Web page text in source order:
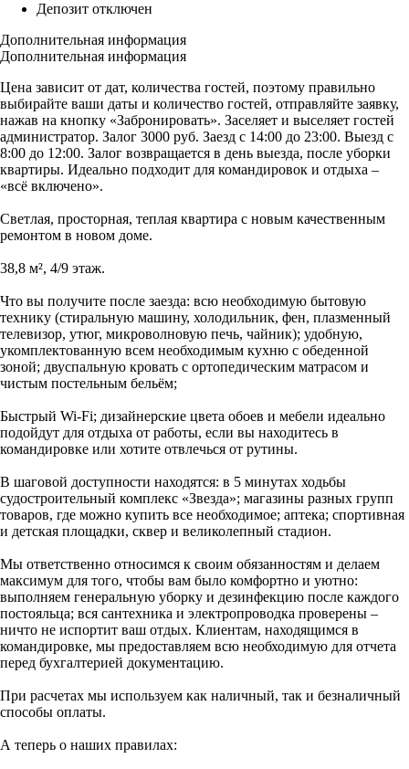
Депозит отключен
Дополнительная информация
Дополнительная информация
Цена зависит от дат, количества гостей, поэтому правильно
выбирайте ваши даты и количество гостей, отправляйте заявку,
нажав на кнопку «Забронировать». Заселяет и выселяет гостей
администратор. Залог 3000 руб. Заезд с 14:00 до 23:00. Выезд с
8:00 до 12:00. Залог возвращается в день выезда, после уборки
квартиры. Идеально подходит для командировок и отдыха –
«всё включено».
Светлая, просторная, теплая квартира с новым качественным
ремонтом в новом доме.
38,8 м², 4/9 этаж.
Что вы получите после заезда: всю необходимую бытовую
технику (стиральную машину, холодильник, фен, плазменный
телевизор, утюг, микроволновую печь, чайник); удобную,
укомплектованную всем необходимым кухню с обеденной
зоной; двуспальную кровать с ортопедическим матрасом и
чистым постельным бельём;
Быстрый Wi-Fi; дизайнерские цвета обоев и мебели идеально
подойдут для отдыха от работы, если вы находитесь в
командировке или хотите отвлечься от рутины.
В шаговой доступности находятся: в 5 минутах ходьбы
судостроительный комплекс «Звезда»; магазины разных групп
товаров, где можно купить все необходимое; аптека; спортивная
и детская площадки, сквер и великолепный стадион.
Мы ответственно относимся к своим обязанностям и делаем
максимум для того, чтобы вам было комфортно и уютно:
выполняем генеральную уборку и дезинфекцию после каждого
постояльца; вся сантехника и электропроводка проверены –
ничто не испортит ваш отдых. Клиентам, находящимся в
командировке, мы предоставляем всю необходимую для отчета
перед бухгалтерией документацию.
При расчетах мы используем как наличный, так и безналичный
способы оплаты.
А теперь о наших правилах: